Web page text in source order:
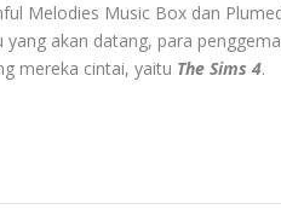
Melodies Music Box dan
akan datang, para
mereka cintai, yaitu The Sims 4.